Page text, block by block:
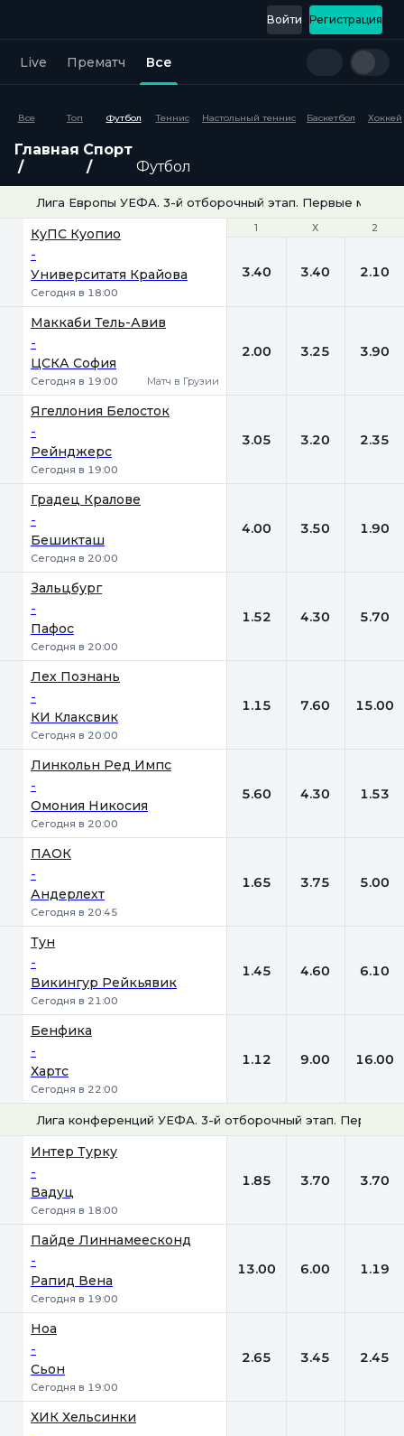
Регистрация
Войти
Live Прематч Все
Все Топ Футбол Теннис Настольный теннис Баскетбол Хоккей
Главная Спорт
Футбол
Лига Европы УЕФА. 3-й отборочный этап. Первые матчи
1 Х 2
КуПС Куопио
-
Университатя Крайова
Сегодня в 18:00
1 Х 2
3.40 3.40 2.10
Маккаби Тель-Авив
-
ЦСКА София
Сегодня в 19:00 Матч в Грузии
2.00 3.25 3.90
Ягеллония Белосток
-
Рейнджерс
Сегодня в 19:00
3.05 3.20 2.35
Градец Кралове
-
Бешикташ
Сегодня в 20:00
4.00 3.50 1.90
Зальцбург
-
Пафос
Сегодня в 20:00
1.52 4.30 5.70
Лех Познань
-
КИ Клаксвик
Сегодня в 20:00
1.15 7.60 15.00
Линкольн Ред Импс
-
Омония Никосия
Сегодня в 20:00
5.60 4.30 1.53
ПАОК
-
Андерлехт
Сегодня в 20:45
1.65 3.75 5.00
Тун
-
Викингур Рейкьявик
Сегодня в 21:00
1.45 4.60 6.10
Бенфика
-
Хартс
Сегодня в 22:00
1.12 9.00 16.00
Лига конференций УЕФА. 3-й отборочный этап. Первые
Интер Турку
-
Вадуц
Сегодня в 18:00
1.85 3.70 3.70
Пайде Линнамеесконд
-
Рапид Вена
Сегодня в 19:00
13.00 6.00 1.19
Ноа
-
Сьон
Сегодня в 19:00
2.65 3.45 2.45
ХИК Хельсинки